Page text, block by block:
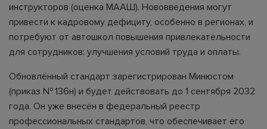
инструкторов (оценка МААШ). Нововведения могут
привести к кадровому дефициту, особенно в регионах, и
потребуют от автошкол повышения привлекательности
для сотрудников: улучшения условий труда и оплаты.
Обновлённый стандарт зарегистрирован Минюстом
(приказ № 136н) и будет действовать до 1 сентября 2032
года. Он уже внесён в федеральный реестр
профессиональных стандартов, что обеспечивает его